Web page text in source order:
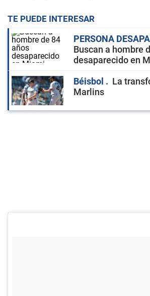
TE PUEDE INTERESAR
PERSONA
Buscan a hombre
desaparecido en
Béisbol
La
Marlins